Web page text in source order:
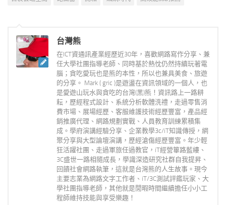
台灣熊
在ICT資通訊產業經歷近30年，喜歡網路寫作分享、兼
任大學社團指導老師、同時基於熱忱仍然持續玩著電
腦；貪吃愛玩也是熊的本性，所以也兼具美食、旅遊
的分享。 Mark ( gric )是遊盪在資訊領域的一個人，也
是愛遊山玩水與貪吃的台灣(黑)熊！資訊路上一路耕
耘，歷經程式設計、系統分析軟體洗禮，走過零售消
費市場、展場經歷、客服維護技術經歷豐富，產品經
銷推廣代理、網路規劃實戰、人員教育訓練累積集
成。學府演講經驗分享、企業教學3c/iT知識傳授，網
聚分享與大型論壇演講，歷經滄傷經歷豐富。年少輕
狂活躍社團、走過軍旅任過教官，iT經營篳路藍縷、
3C盛世一路相隨成長，學識深造研究社群自我提昇、
回饋社會網路執筆，這就是台灣熊的人生故事。現今
主要志業為網路文字工作者、iT/3C測試評鑑玩家、大
學社團指導老師，其他就是閒暇時間繼續擔任小小工
程師維持技能與享受樂趣！